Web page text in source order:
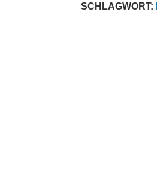
SCHLAGWORT: